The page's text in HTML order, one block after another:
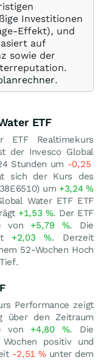
Investitionen
Effekt), und
auf
sowie der
.
ETF
ETF Realtimekurs
der Invesco Global
Stunden um -0,25
sich der Kurs des
um +3,24%
Water ETF ETF
+1,53 %. Der ETF
von +5,79 %. Die
+2,03%. Derzeit
52-Wochen Hoch
Performance zeigt
über den Zeitraum
von +4,80 %. Die
positiv und
-2,51 %unter dem